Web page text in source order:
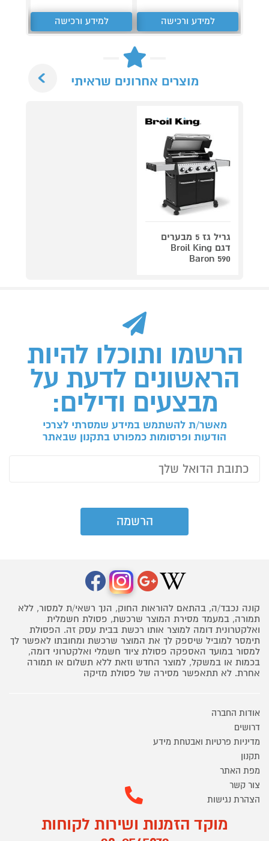
למידע ורכישה למידע ורכישה
מוצרים אחרונים שראיתי
גריל גז 5 מבערים
דגם Broil King
Baron 590
הרשמו ותוכלו להיות
הראשונים לדעת על
מבצעים ודילים:
מאשר/ת להשתמש במידע שמסרתי לצרכי
הודעות ופרסומות כמפורט בתקנון שבאתר
קונה נכבד/ה, בהתאם להוראות החוק, הנך רשאי/ת למסור, ללא
תמורה, במעמד מסירת המוצר שרכשת, פסולת חשמלית
ואלקטרונית דומה למוצר אותו רכשת בבית עסק זה. הפסולת
תימסר למוביל שיספק לך את המוצר שרכשת ומחובתו לאפשר לך
למסור במועד האספקה פסולת ציוד חשמלי ואלקטרוני דומה,
בכמות או במשקל, למוצר החדש וזאת ללא תשלום או תמורה
אחרת. לא תתאפשר מסירה של פסולת מזיקה
אודות החברה
דרושים
מדיניות פרטיות ואבטחת מידע
תקנון
מפת האתר
צור קשר
הצהרת נגישות
מוקד הזמנות ושירות לקוחות